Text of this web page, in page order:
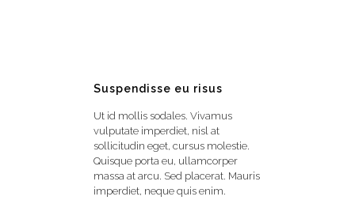
Suspendisse eu risus
Ut id mollis sodales. Vivamus
vulputate imperdiet, nisl at
sollicitudin eget, cursus molestie.
Quisque porta eu, ullamcorper
massa at arcu. Sed placerat. Mauris
imperdiet, neque quis enim.